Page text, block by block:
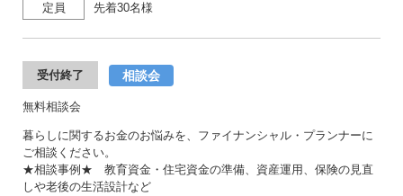
定員 先着30名様
受付終了 相談会
無料相談会
暮らしに関するお金のお悩みを、ファイナンシャル・プランナーに
ご相談ください。
★相談事例★ 教育資金・住宅資金の準備、資産運用、保険の見直
しや老後の生活設計など